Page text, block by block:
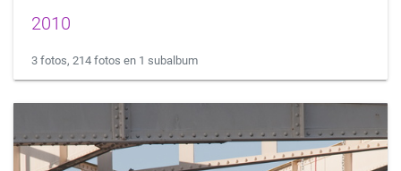
2010
3 fotos, 214 fotos en 1 subalbum